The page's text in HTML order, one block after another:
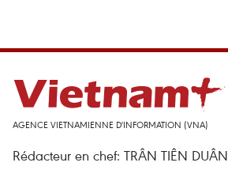
AGENCE VIETNAMIENNE D'INFORMATION (VNA)
Rédacteur en chef: TRÂN TIÊN DUÂN